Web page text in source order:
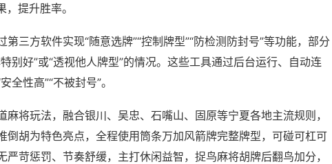
提升胜率。
三方软件实现“随意选牌”“控制牌型”“防检测防封号”等功能，部分
别好”或“透视他人牌型”的情况。这些工具通过后台运行、自动连
全性高”“不被封号”。
将玩法，融合银川、吴忠、石嘴山、固原等宁夏各地主流规则，
倒胡为特色亮点，全程使用筒条万加风箭牌完整牌型，可碰可杠可
苛惩罚、节奏舒缓，主打休闲益智，捉鸟麻将胡牌后翻鸟加分，